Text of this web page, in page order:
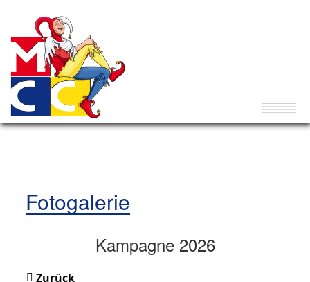
Fotogalerie
Kampagne 2026
Zurück